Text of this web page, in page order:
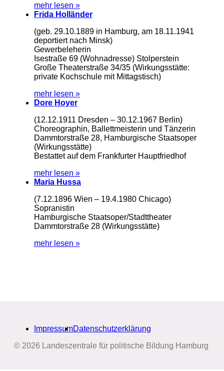
mehr lesen »
Frida Holländer
(geb. 29.10.1889 in Hamburg, am 18.11.1941
deportiert nach Minsk)
Gewerbeleherin
Isestraße 69 (Wohnadresse) Stolperstein
Große Theaterstraße 34/35 (Wirkungsstätte:
private Kochschule mit Mittagstisch)
mehr lesen »
Dore Hoyer
(12.12.1911 Dresden – 30.12.1967 Berlin)
Choreographin, Ballettmeisterin und Tänzerin
Dammtorstraße 28, Hamburgische Staatsoper
(Wirkungsstätte)
Bestattet auf dem Frankfurter Hauptfriedhof
mehr lesen »
Maria Hussa
(7.12.1896 Wien – 19.4.1980 Chicago)
Sopranistin
Hamburgische Staatsoper/Stadttheater
Dammtorstraße 28 (Wirkungsstätte)
mehr lesen »
ImpressumDatenschutzerklärung
© 2026 Landeszentrale für politische Bildung Hamburg